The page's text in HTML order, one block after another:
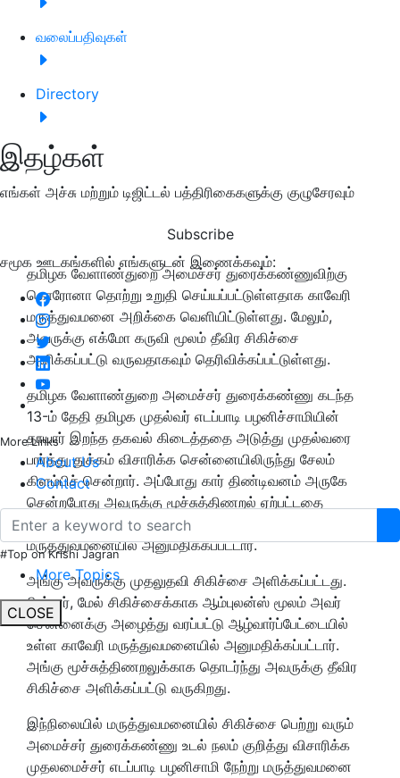
வலைப்பதிவுகள்
Directory
இதழ்கள்
எங்கள் அச்சு மற்றும் டிஜிட்டல் பத்திரிகைகளுக்கு குழுசேரவும்
Subscribe
சமூக ஊடகங்களில் எங்களுடன் இணைக்கவும்:
More Links
About Us
Contact
#Top on Krishi Jagran
More Topics
CLOSE
தமிழக வேளாண்துறை அமைச்சர் துரைக்கண்ணுவிற்கு
கொரோனா தொற்று உறுதி செய்யப்பட்டுள்ளதாக காவேரி
மருத்துவமனை அறிக்கை வெளியிட்டுள்ளது. மேலும்,
அவருக்கு எக்மோ கருவி மூலம் தீவிர சிகிச்சை
அளிக்கப்பட்டு வருவதாகவும் தெரிவிக்கப்பட்டுள்ளது.
தமிழக வேளாண்துறை அமைச்சர் துரைக்கண்ணு கடந்த
13-ம் தேதி தமிழக முதல்வர் எடப்பாடி பழனிச்சாமியின்
தாயார் இறந்த தகவல் கிடைத்ததை அடுத்து முதல்வரை
பார்த்து துக்கம் விசாரிக்க சென்னையிலிருந்து சேலம்
கிளம்பிச் சென்றார். அப்போது கார் திண்டிவனம் அருகே
சென்றபோது அவருக்கு மூச்சுத்திணறல் ஏற்பட்டதை
அடுத்து விழுப்புரம் அரசு மருத்துவக் கல்லூரி
மருத்துவமனையில் அனுமதிக்கப்பட்டார்.
அங்கு அவருக்கு முதலுதவி சிகிச்சை அளிக்கப்பட்டது.
பின்னர், மேல் சிகிச்சைக்காக ஆம்புலன்ஸ் மூலம் அவர்
சென்னைக்கு அழைத்து வரப்பட்டு ஆழ்வார்ப்பேட்டையில்
உள்ள காவேரி மருத்துவமனையில் அனுமதிக்கப்பட்டார்.
அங்கு மூச்சுத்திணறலுக்காக தொடர்ந்து அவருக்கு தீவிர
சிகிச்சை அளிக்கப்பட்டு வருகிறது.
இந்நிலையில் மருத்துவமனையில் சிகிச்சை பெற்று வரும்
அமைச்சர் துரைக்கண்ணு உடல் நலம் குறித்து விசாரிக்க
முதலமைச்சர் எடப்பாடி பழனிசாமி நேற்று மருத்துவமனை